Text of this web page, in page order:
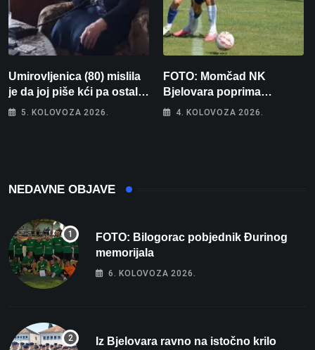
Umirovljenica (80) mislila
je da joj piše kći pa ostala
bez 1000 eura
5. KOLOVOZA 2026.
FOTO: Momčad NK
Bjelovara poprima
jesenski izgled
4. KOLOVOZA 2026.
NEDAVNE OBJAVE
FOTO: Bilogorac pobjednik Đurinog
memorijala
6. KOLOVOZA 2026.
Iz Bjelovara ravno na istočno krilo